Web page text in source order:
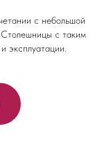
с небольшой
с таким
эксплуатации.